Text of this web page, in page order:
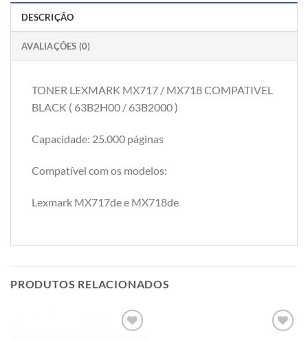
DESCRIÇÃO
AVALIAÇÕES (0)
TONER LEXMARK MX717 / MX718 COMPATIVEL
BLACK ( 63B2H00 / 63B2000 )
Capacidade: 25.000 páginas
Compatível com os modelos:
Lexmark MX717de e MX718de
PRODUTOS RELACIONADOS